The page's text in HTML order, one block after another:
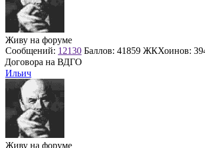
Живу на форуме
Сообщений: 12130 Баллов: 41859 ЖКХоинов:
Договора на ВДГО
Ильич
Живу на форуме